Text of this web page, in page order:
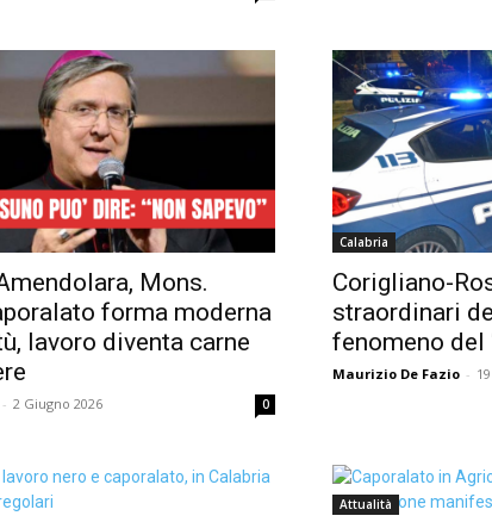
Mons.
forma moderna
lavoro diventa carne
- 2 Giugno 2026 0
Calabria
Corigliano-
straordinari
fenomeno del
Maurizio De Fazio -
Attualità